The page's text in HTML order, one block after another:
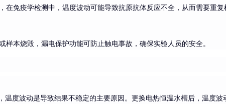
免疫学检测中，温度波动可能导致抗原抗体反应不全，从而需要重
本烧毁，漏电保护功能可防止触电事故，确保实验人员的安全。
度波动是导致结果不稳定的主要原因。更换电热恒温水槽后，温度